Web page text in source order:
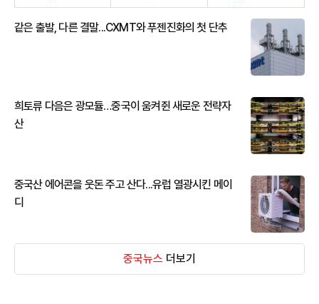
같은 출발, 다른 결말...CXMT와 푸젠진화의 첫 단추
희토류 다음은 광모듈…중국이 움켜쥔 새로운 전략자
산
중국산 에어콘을 웃돈 주고 산다...유럽 열광시킨 메이
디
중국뉴스 더보기